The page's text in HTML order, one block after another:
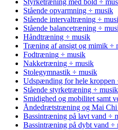
Styrketræning med bold ÷
Stående opvarmning ÷ musik
Stående intervaltræning ÷
Stående balancetræning ÷
Håndtræning ÷ musik
Træning af ansigt og mimik ÷
Fodtræning ÷ musik
Nakketræning ÷ musik
Stolegymnastik ÷ musik
Udspænding for hele kroppen
Stående styrketræning ÷ musik
Smidighed og mobilitet samt
Åndedrætstræning og Mai
Bassintræning på lavt vand ÷
Bassintræning på dybt vand ÷